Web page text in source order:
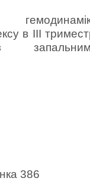
в ІІІ
386